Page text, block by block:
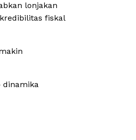
lonjakan
fiskal
dinamika